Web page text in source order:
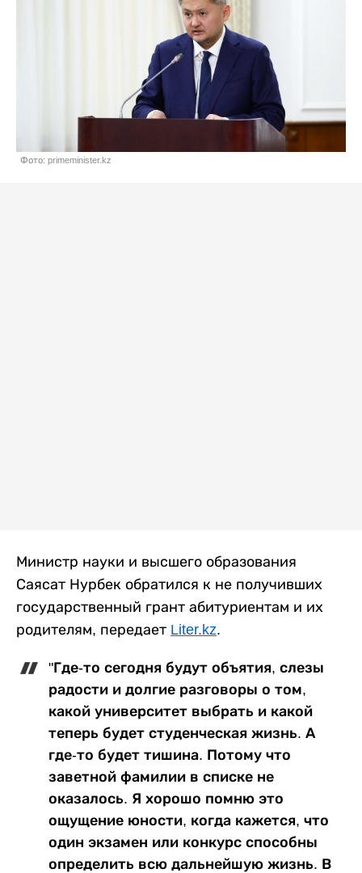
Фото: primeminister.kz
Министр науки и высшего образования
Саясат Нурбек обратился к не получивших
государственный грант абитуриентам и их
родителям, передает Liter.kz.
"Где-то сегодня будут объятия, слезы
радости и долгие разговоры о том,
какой университет выбрать и какой
теперь будет студенческая жизнь. А
где-то будет тишина. Потому что
заветной фамилии в списке не
оказалось. Я хорошо помню это
ощущение юности, когда кажется, что
один экзамен или конкурс способны
определить всю дальнейшую жизнь. В